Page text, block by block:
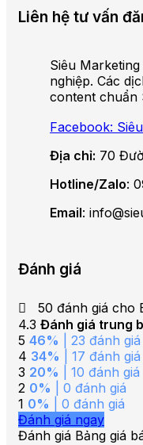
Liên hệ tư vấn
Siêu
nghiệp. Các
content chuẩn
Facebook:
Địa chỉ: 70
Hotline/Zalo:
Email:
Đánh giá
50 đánh giá cho
4.3 Đánh giá trung
5 46% | 23 đánh giá
4 34% | 17 đánh giá
3 20% | 10 đánh giá
2 0% | 0 đánh giá
1 0% | 0 đánh giá
Đánh giá ngay
Đánh giá Bảng giá